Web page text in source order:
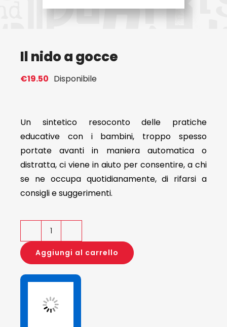
Il nido a gocce
€19.50 Disponibile
Un sintetico resoconto delle pratiche
educative con i bambini, troppo spesso
portate avanti in maniera automatica o
distratta, ci viene in aiuto per consentire, a chi
se ne occupa quotidianamente, di rifarsi a
consigli e suggerimenti.
Il
nido
a
gocce
quantità
Aggiungi al carrello